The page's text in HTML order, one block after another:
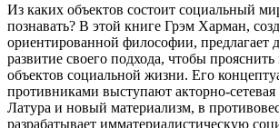
Из каких объектов состоит социальный
познавать? В этой книге Грэм Харман,
ориентированной философии, предлагает
развитие своего подхода, чтобы
объектов социальной жизни. Его
противниками выступают акторно-
Латура и новый материализм, в
разрабатывает имматериалистическую